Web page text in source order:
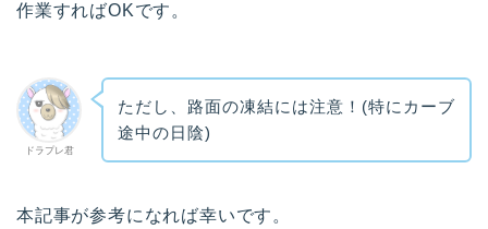
作業すればOKです。
ドラプレ君
ただし、路面の凍結には注意！(特にカーブ
途中の日陰)
本記事が参考になれば幸いです。